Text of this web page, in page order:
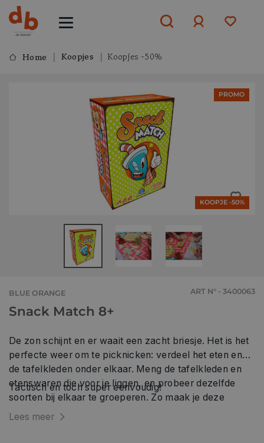
ofaanmelden
Home Koopjes Koopjes -50%
PROMO
KOOPJE -50%
BLUE ORANGE ART N° - 3400063
Snack Match 8+
De zon schijnt en er waait een zacht briesje. Het is het
perfecte weer om te picknicken: verdeel het eten en
de tafelkleden onder elkaar. Meng de tafelkleden en
etenswaren die voor je liggen, en probeer dezelfde
soorten bij elkaar te groeperen. Zo maak je deze
picknick zo smakelijk mogelijk!
Tactisch en toch super eenvoudig!
Lees meer